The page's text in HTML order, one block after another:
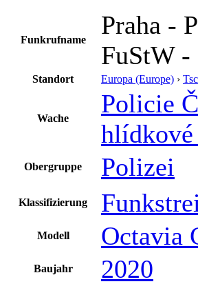
Funkrufname
Praha -
FuStW
Standort Europa (Europe) ›
Wache
Policie
hlídkové
Obergruppe Polizei
Klassifizierung
Modell Octavia
Baujahr 2020